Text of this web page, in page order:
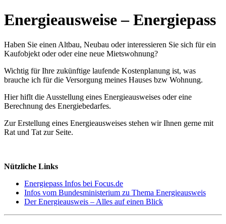
Energieausweise – Energiepass
Haben Sie einen Altbau, Neubau oder interessieren Sie sich für ein
Kaufobjekt oder oder eine neue Mietswohnung?
Wichtig für Ihre zukünftige laufende Kostenplanung ist, was
brauche ich für die Versorgung meines Hauses bzw Wohnung.
Hier hiflt die Ausstellung eines Energieausweises oder eine
Berechnung des Energiebedarfes.
Zur Erstellung eines Energieausweises stehen wir Ihnen gerne mit
Rat und Tat zur Seite.
Nützliche Links
Energiepass Infos bei Focus.de
Infos vom Bundesministerium zu Thema Energieausweis
Der Energieausweis – Alles auf einen Blick